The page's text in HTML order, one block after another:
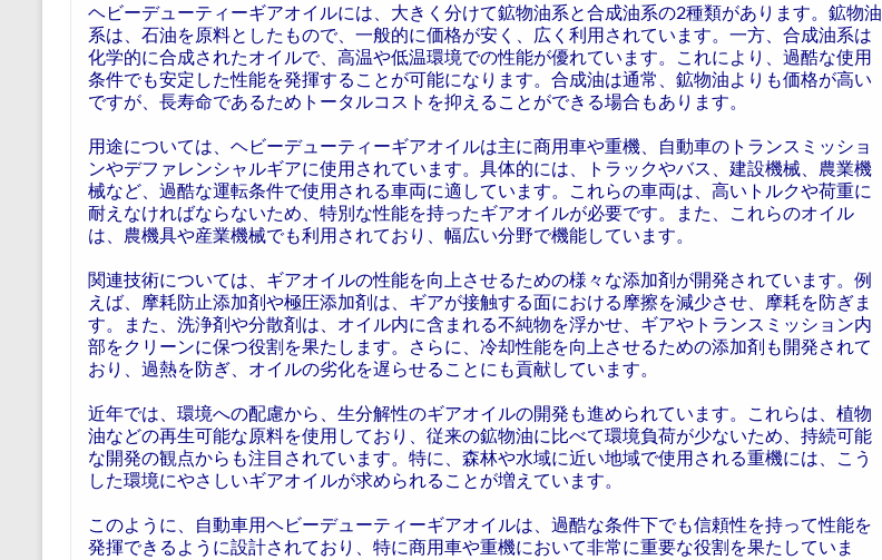
ヘビーデューティーギアオイルには、大きく分けて鉱物油系と合成油系の2種類があります。鉱物油
系は、石油を原料としたもので、一般的に価格が安く、広く利用されています。一方、合成油系は
化学的に合成されたオイルで、高温や低温環境での性能が優れています。これにより、過酷な使用
条件でも安定した性能を発揮することが可能になります。合成油は通常、鉱物油よりも価格が高い
ですが、長寿命であるためトータルコストを抑えることができる場合もあります。
用途については、ヘビーデューティーギアオイルは主に商用車や重機、自動車のトランスミッショ
ンやデファレンシャルギアに使用されています。具体的には、トラックやバス、建設機械、農業機
械など、過酷な運転条件で使用される車両に適しています。これらの車両は、高いトルクや荷重に
耐えなければならないため、特別な性能を持ったギアオイルが必要です。また、これらのオイル
は、農機具や産業機械でも利用されており、幅広い分野で機能しています。
関連技術については、ギアオイルの性能を向上させるための様々な添加剤が開発されています。例
えば、摩耗防止添加剤や極圧添加剤は、ギアが接触する面における摩擦を減少させ、摩耗を防ぎま
す。また、洗浄剤や分散剤は、オイル内に含まれる不純物を浮かせ、ギアやトランスミッション内
部をクリーンに保つ役割を果たします。さらに、冷却性能を向上させるための添加剤も開発されて
おり、過熱を防ぎ、オイルの劣化を遅らせることにも貢献しています。
近年では、環境への配慮から、生分解性のギアオイルの開発も進められています。これらは、植物
油などの再生可能な原料を使用しており、従来の鉱物油に比べて環境負荷が少ないため、持続可能
な開発の観点からも注目されています。特に、森林や水域に近い地域で使用される重機には、こう
した環境にやさしいギアオイルが求められることが増えています。
このように、自動車用ヘビーデューティーギアオイルは、過酷な条件下でも信頼性を持って性能を
発揮できるように設計されており、特に商用車や重機において非常に重要な役割を果たしていま